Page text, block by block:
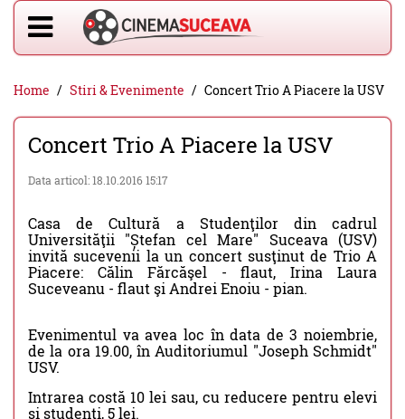
Home Stiri & Evenimente Concert Trio A Piacere la USV
Concert Trio A Piacere la USV
Data articol: 18.10.2016 15:17
Casa de Cultură a Studenţilor din cadrul
Universităţii "Ștefan cel Mare" Suceava (USV)
invită sucevenii la un concert susţinut de Trio A
Piacere: Călin Fărcăşel - flaut, Irina Laura
Suceveanu - flaut şi Andrei Enoiu - pian.
Evenimentul va avea loc în data de 3 noiembrie,
de la ora 19.00, în Auditoriumul "Joseph Schmidt"
USV.
Intrarea costă 10 lei sau, cu reducere pentru elevi
şi studenţi, 5 lei.